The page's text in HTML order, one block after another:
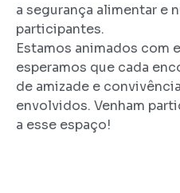
a segurança alimentar e
participantes.
Estamos animados com
esperamos que cada
de amizade e
envolvidos. Venham
a esse espaço!